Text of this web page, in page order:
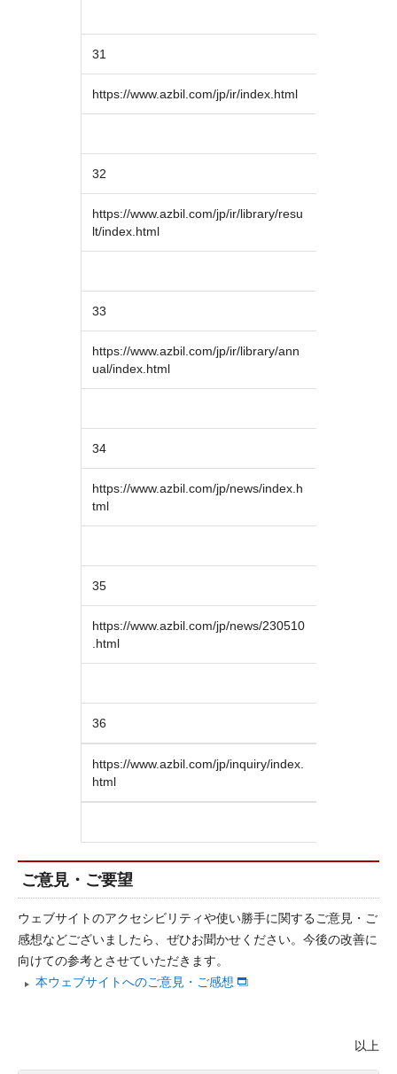
31
https://www.azbil.com/jp/ir/index.html
32
https://www.azbil.com/jp/ir/library/resu
lt/index.html
33
https://www.azbil.com/jp/ir/library/ann
ual/index.html
34
https://www.azbil.com/jp/news/index.h
tml
35
https://www.azbil.com/jp/news/230510
.html
36
https://www.azbil.com/jp/inquiry/index.
html
ご意見・ご要望
ウェブサイトのアクセシビリティや使い勝手に関するご意見・ご
感想などございましたら、ぜひお聞かせください。今後の改善に
向けての参考とさせていただきます。
本ウェブサイトへのご意見・ご感想
以上